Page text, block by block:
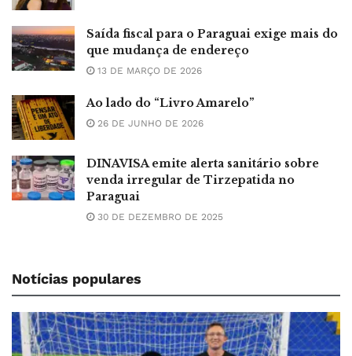
Saída fiscal para o Paraguai exige mais do
que mudança de endereço
13 DE MARÇO DE 2026
Ao lado do “Livro Amarelo”
26 DE JUNHO DE 2026
DINAVISA emite alerta sanitário sobre
venda irregular de Tirzepatida no
Paraguai
30 DE DEZEMBRO DE 2025
Notícias populares